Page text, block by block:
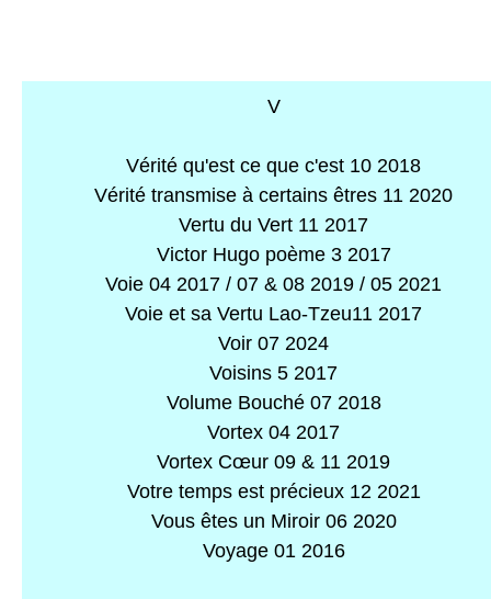
V
Vérité qu'est ce que c'est 10 2018
Vérité transmise à certains êtres 11 2020
Vertu du Vert 11 2017
Victor Hugo poème 3 2017
Voie 04 2017 / 07 & 08 2019 / 05 2021
Voie et sa Vertu Lao-Tzeu11 2017
Voir 07 2024
Voisins 5 2017
Volume Bouché 07 2018
Vortex 04 2017
Vortex Cœur 09 & 11 2019
Votre temps est précieux 12 2021
Vous êtes un Miroir 06 2020
Voyage 01 2016